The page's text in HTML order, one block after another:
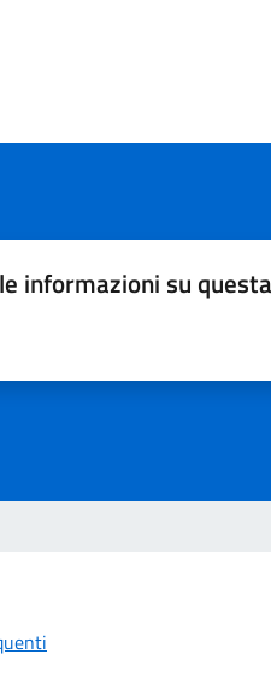
informazioni su